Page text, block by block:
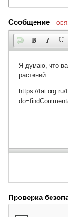
Сообщение
Проверка